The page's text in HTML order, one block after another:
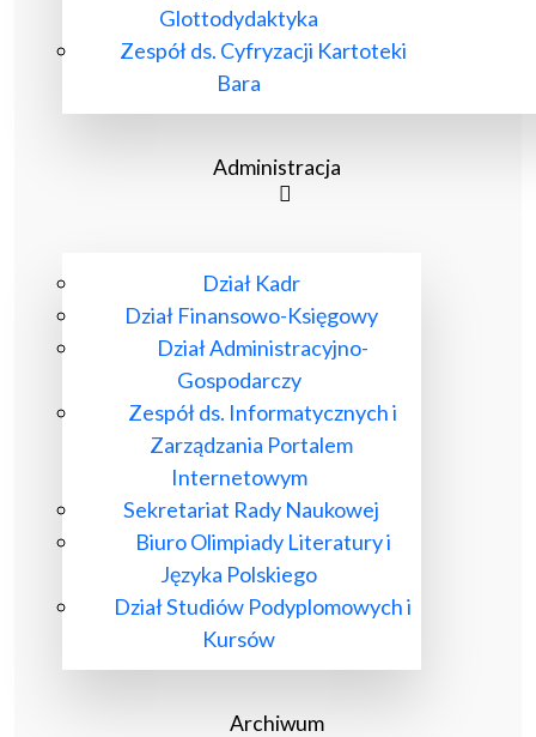
Glottodydaktyka
Zespół ds. Cyfryzacji Kartoteki
Bara
Administracja
Dział Kadr
Dział Finansowo-Księgowy
Dział Administracyjno-
Gospodarczy
Zespół ds. Informatycznych i
Zarządzania Portalem
Internetowym
Sekretariat Rady Naukowej
Biuro Olimpiady Literatury i
Języka Polskiego
Dział Studiów Podyplomowych i
Kursów
Archiwum